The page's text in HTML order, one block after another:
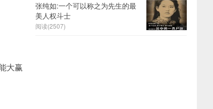
大赢
张纯如:一个可以称之为先生的最
美人权斗士
阅读(2507)